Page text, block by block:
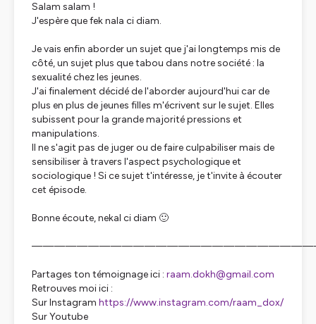
Salam salam !
J'espère que fek nala ci diam.
Je vais enfin aborder un sujet que j'ai longtemps mis de
côté, un sujet plus que tabou dans notre société : la
sexualité chez les jeunes.
J'ai finalement décidé de l'aborder aujourd'hui car de
plus en plus de jeunes filles m'écrivent sur le sujet. Elles
subissent pour la grande majorité pressions et
manipulations.
Il ne s'agit pas de juger ou de faire culpabiliser mais de
sensibiliser à travers l'aspect psychologique et
sociologique ! Si ce sujet t'intéresse, je t'invite à écouter
cet épisode.
Bonne écoute, nekal ci diam 🙂
Partages ton témoignage ici : raam.dokh@gmail.com
Retrouves moi ici :
Sur Instagram https://www.instagram.com/raam_dox/
Sur Youtube